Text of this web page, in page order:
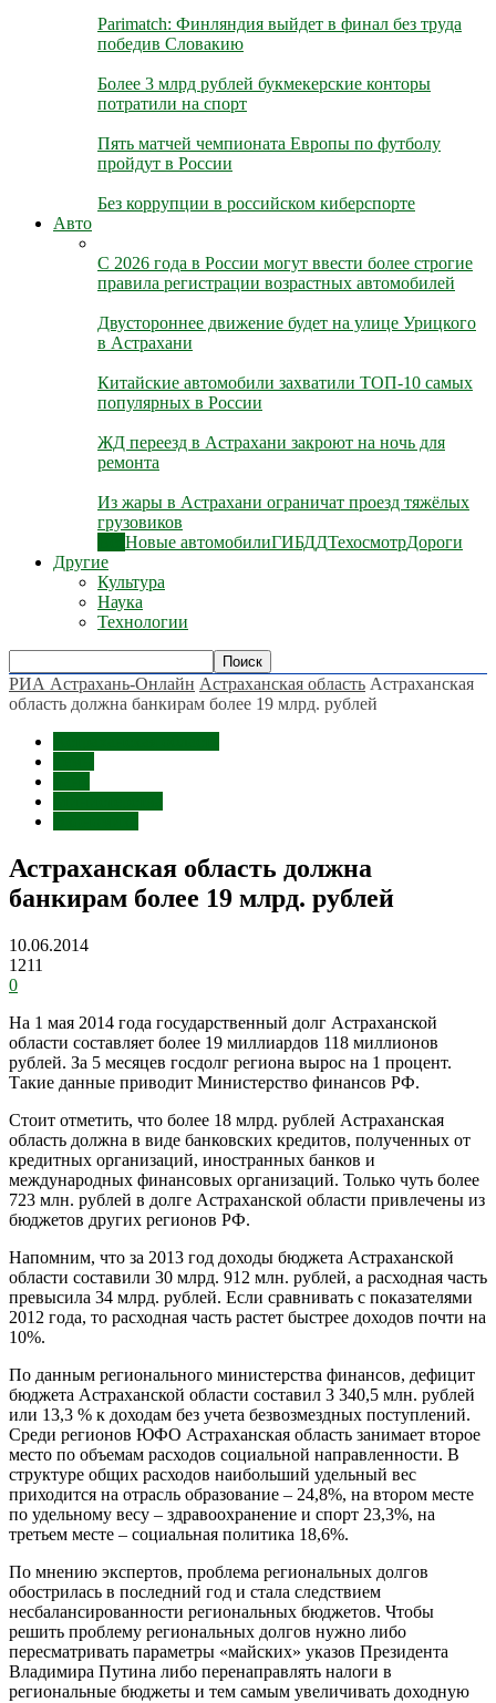
Parimatch: Финляндия выйдет в финал без труда
победив Словакию
Более 3 млрд рублей букмекерские конторы
потратили на спорт
Пять матчей чемпионата Европы по футболу
пройдут в России
Без коррупции в российском киберспорте
Авто
С 2026 года в России могут ввести более строгие
правила регистрации возрастных автомобилей
Двустороннее движение будет на улице Урицкого
в Астрахани
Китайские автомобили захватили ТОП-10 самых
популярных в России
ЖД переезд в Астрахани закроют на ночь для
ремонта
Из жары в Астрахани ограничат проезд тяжёлых
грузовиков
Новые автомобилиГИБДДТехосмотрДороги
Другие
Культура
Наука
Технологии
РИА Астрахань-Онлайн Астраханская область Астраханская
область должна банкирам более 19 млрд. рублей
Астраханская область должна
банкирам более 19 млрд. рублей
10.06.2014
1211
0
На 1 мая 2014 года государственный долг Астраханской
области составляет более 19 миллиардов 118 миллионов
рублей. За 5 месяцев госдолг региона вырос на 1 процент.
Такие данные приводит Министерство финансов РФ.
Стоит отметить, что более 18 млрд. рублей Астраханская
область должна в виде банковских кредитов, полученных от
кредитных организаций, иностранных банков и
международных финансовых организаций. Только чуть более
723 млн. рублей в долге Астраханской области привлечены из
бюджетов других регионов РФ.
Напомним, что за 2013 год доходы бюджета Астраханской
области составили 30 млрд. 912 млн. рублей, а расходная часть
превысила 34 млрд. рублей. Если сравнивать с показателями
2012 года, то расходная часть растет быстрее доходов почти на
10%.
По данным регионального министерства финансов, дефицит
бюджета Астраханской области составил 3 340,5 млн. рублей
или 13,3 % к доходам без учета безвозмездных поступлений.
Среди регионов ЮФО Астраханская область занимает второе
место по объемам расходов социальной направленности. В
структуре общих расходов наибольший удельный вес
приходится на отрасль образование – 24,8%, на втором месте
по удельному весу – здравоохранение и спорт 23,3%, на
третьем месте – социальная политика 18,6%.
По мнению экспертов, проблема региональных долгов
обострилась в последний год и стала следствием
несбалансированности региональных бюджетов. Чтобы
решить проблему региональных долгов нужно либо
пересматривать параметры «майских» указов Президента
Владимира Путина либо перенаправлять налоги в
региональные бюджеты и тем самым увеличивать доходную